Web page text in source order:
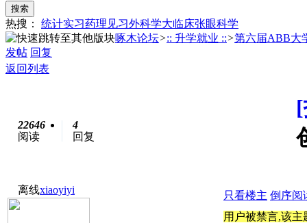
搜索
热搜： 统计实习药理 见习外科学大临床张眼科学
啄木论坛>:: 升学就业 ::>第六届ABB大
发帖 回复
返回列表
22646
阅读
4
回复
离线xiaoyiyi 只看楼主 倒序阅
用户被禁言,该主